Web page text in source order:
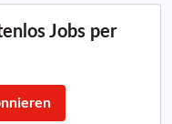
Jobs per